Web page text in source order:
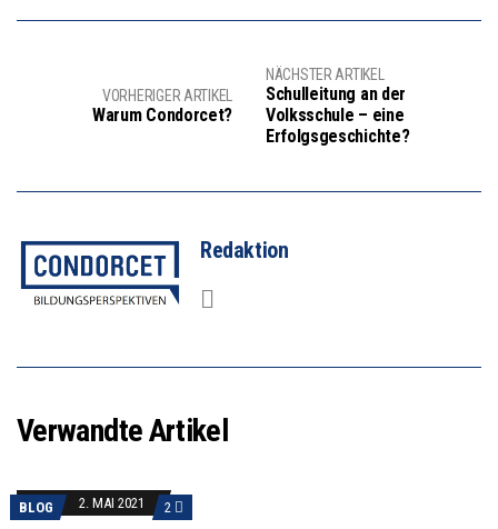
VORHERIGER ARTIKEL
Warum Condorcet?
NÄCHSTER ARTIKEL
Schulleitung an der
Volksschule – eine
Erfolgsgeschichte?
Redaktion
Verwandte Artikel
BLOG 2. MAI 2021 2